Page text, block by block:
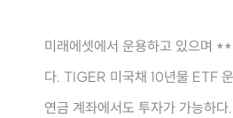
미래에셋에서 운용하고 있으며
다. TIGER 미국채 10년물 ETF
연금 계좌에서도 투자가 가능하